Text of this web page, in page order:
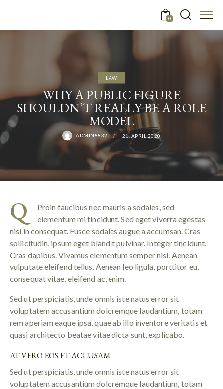
0
LAW
WHY A PUBLIC FIGURE
SHOULDN’T REALLY BE A ROLE
MODEL
ADMIN8832 21. APRIL 2020
Q
Proin faucibus nec mauris a sodales, sed
elementum mi tincidunt. Sed eget viverra egestas
nisi in consequat. Fusce sodales augue a accumsan. Cras
sollicitudin, ipsum eget blandit pulvinar. Integer tincidunt.
Cras dapibus. Vivamus elementum semper nisi. Aenean
vulputate eleifend tellus. Aenean leo ligula, porttitor eu,
consequat vitae, eleifend ac, enim.
Sed ut perspiciatis, unde omnis iste natus error sit
voluptatem accusantium doloremque laudantium, totam
rem aperiam eaque ipsa, quae ab illo inventore veritatis et
quasi architecto beatae vitae dicta sunt, explicabo.
AT VERO EOS ET ACCUSAM
Sed ut perspiciatis, unde omnis iste natus error sit
voluptatem accusantium doloremque laudantium, totam